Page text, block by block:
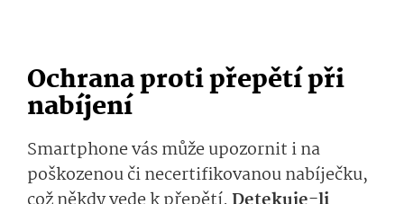
Ochrana proti přepětí při
nabíjení
Smartphone vás může upozornit i na
poškozenou či necertifikovanou nabíječku,